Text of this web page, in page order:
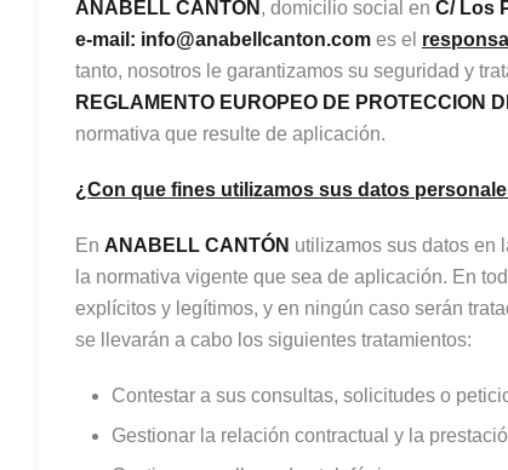
ANABELL CANTÓN , domicilio social en C/ Los
e-mail: info@anabellcanton.com es el
tanto, nosotros le garantizamos su seguridad y
REGLAMENTO EUROPEO DE PROTECCION
normativa que resulte de aplicación.
¿Con que fines utilizamos sus datos
En ANABELL CANTÓN utilizamos sus datos en
la normativa vigente que sea de aplicación. En
explícitos y legítimos, y en ningún caso serán
se llevarán a cabo los siguientes tratamientos:
Contestar a sus consultas, solicitudes o
Gestionar la relación contractual y la